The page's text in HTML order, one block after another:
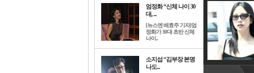
엄정화 “신체 나이 30
대, ...
[뉴스엔 배효주 기자]엄
정화가 30대 초반 신체
나이..
소지섭 “김부장 본명
나도...